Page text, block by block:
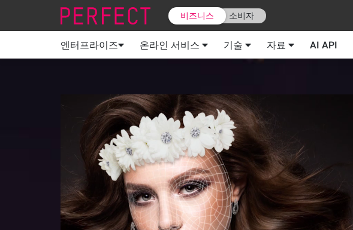
비즈니스 소비자
엔터프라이즈 온라인 서비스 기술 자료 AI API